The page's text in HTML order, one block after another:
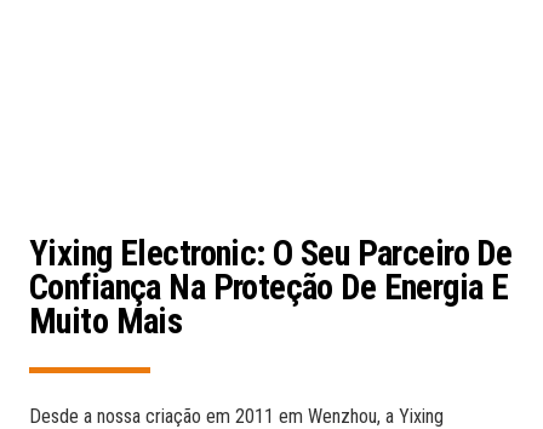
Yixing Electronic: O Seu Parceiro De
Confiança Na Proteção De Energia E
Muito Mais
Desde a nossa criação em 2011 em Wenzhou, a Yixing